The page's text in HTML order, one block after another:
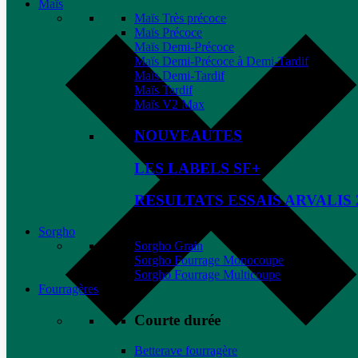
Maïs
Maïs Très précoce
Maïs Précoce
Maïs Demi-Précoce
Maïs Demi-Précoce à Demi-Tardif
Maïs Demi-Tardif
Maïs Tardif
Maïs V2 Max
NOUVEAUTES
LES LABELS SF+
RESULTATS ESSAIS ARVALIS
Sorgho
Sorgho Grain
Sorgho Fourrage Monocoupe
Sorgho Fourrage Multicoupe
Fourragères
Courte durée
Betterave fourragère